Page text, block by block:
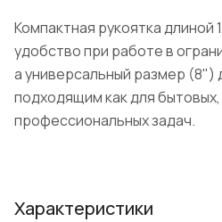
Компактная рукоятка длиной
удобство при работе в
а универсальный размер (8")
подходящим как для бытовых,
профессиональных задач.
Характеристики